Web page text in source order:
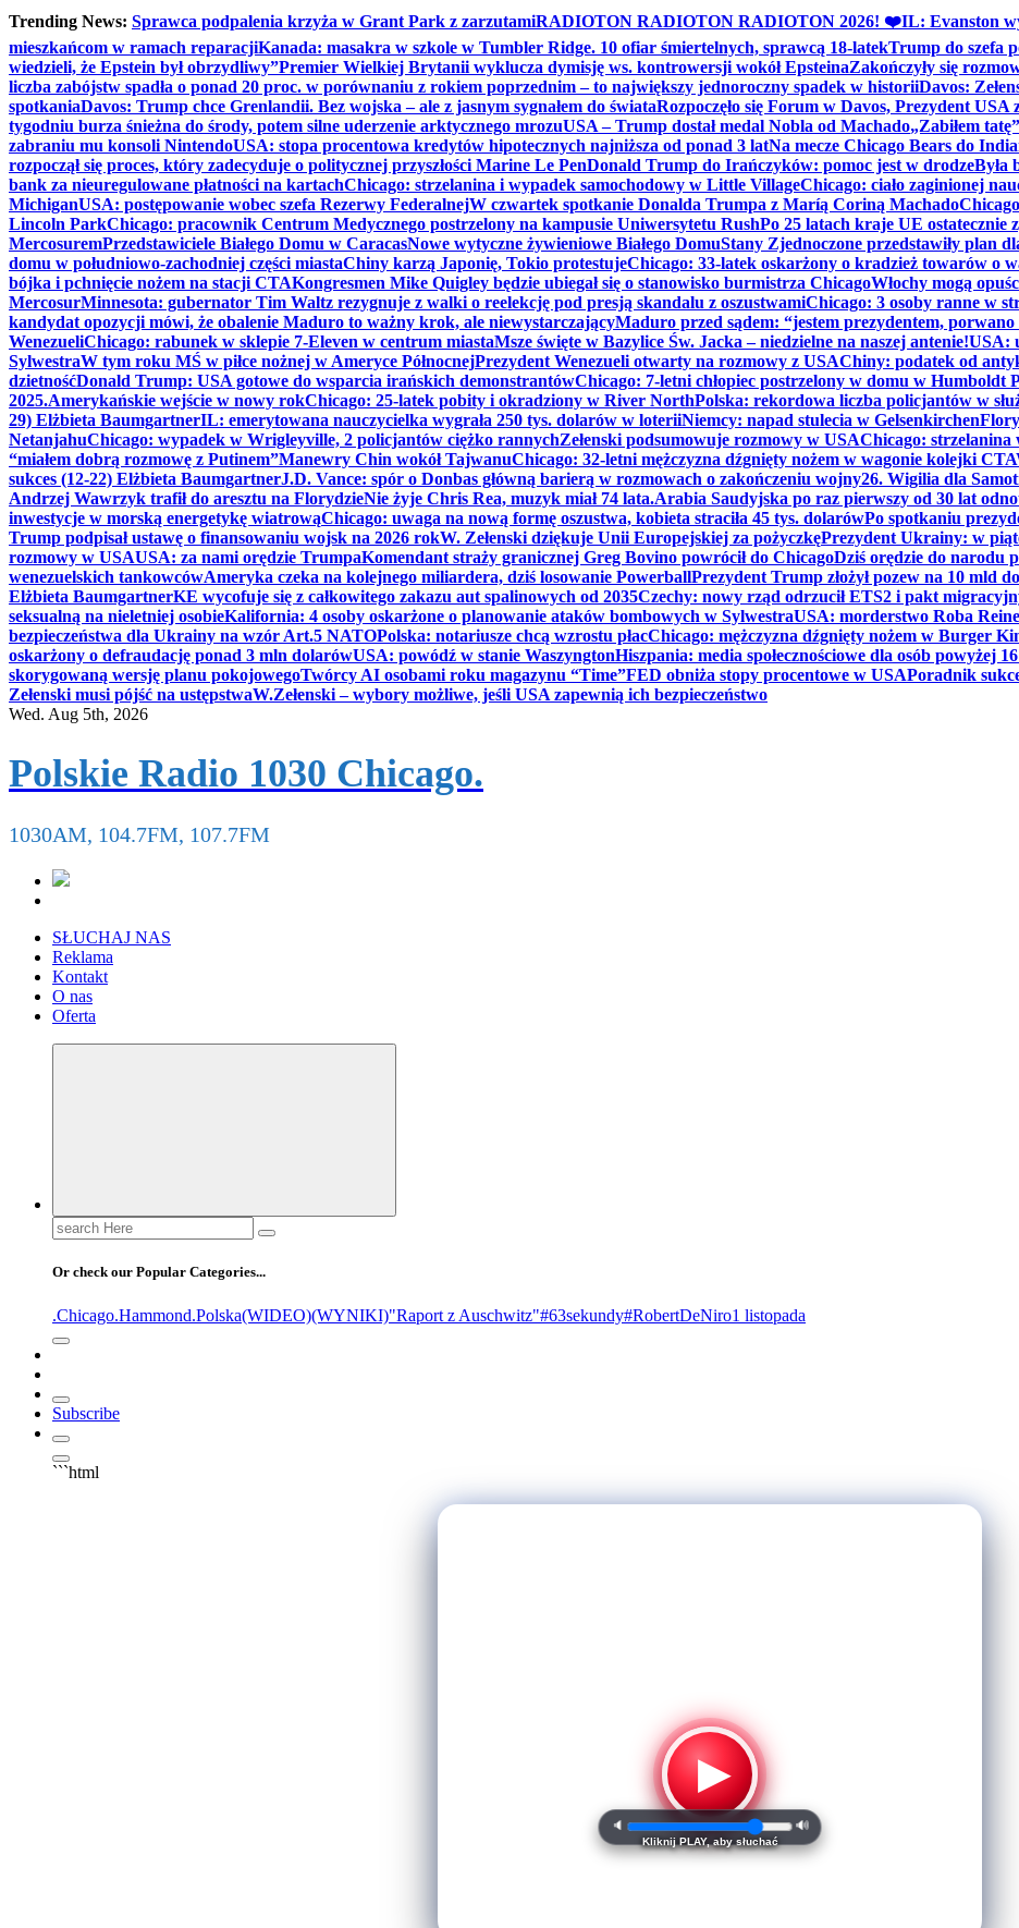
Trending News: Sprawca podpalenia krzyża w Grant Park z zarzutamiRADIOTON RADIOTON RADIOTON 2026! ❤️IL: Evanston
mieszkańcom w ramach reparacjiKanada: masakra w szkole w Tumbler Ridge. 10 ofiar śmiertelnych, sprawcą 18-latekTrump do szefa
wiedzieli, że Epstein był obrzydliwy”Premier Wielkiej Brytanii wyklucza dymisję ws. kontrowersji wokół EpsteinaZakończyły się
liczba zabójstw spadła o ponad 20 proc. w porównaniu z rokiem poprzednim – to największy jednoroczny spadek w historiiDavos:
spotkaniaDavos: Trump chce Grenlandii. Bez wojska – ale z jasnym sygnałem do świataRozpoczęło się Forum w Davos, Prezydent
tygodniu burza śnieżna do środy, potem silne uderzenie arktycznego mrozuUSA – Trump dostał medal Nobla od Machado„Zabiłem
zabraniu mu konsoli NintendoUSA: stopa procentowa kredytów hipotecznych najniższa od ponad 3 latNa mecze Chicago Bears do
rozpoczął się proces, który zadecyduje o politycznej przyszłości Marine Le PenDonald Trump do Irańczyków: pomoc jest w drodzeByła
bank za nieuregulowane płatności na kartachChicago: strzelanina i wypadek samochodowy w Little VillageChicago: ciało zaginionej
MichiganUSA: postępowanie wobec szefa Rezerwy FederalnejW czwartek spotkanie Donalda Trumpa z Maríą Coriną Machado
Lincoln ParkChicago: pracownik Centrum Medycznego postrzelony na kampusie Uniwersytetu RushPo 25 latach kraje UE ostatecznie
MercosuremPrzedstawiciele Białego Domu w CaracasNowe wytyczne żywieniowe Białego DomuStany Zjednoczone przedstawiły plan
domu w południowo-zachodniej części miastaChiny karzą Japonię, Tokio protestujeChicago: 33-latek oskarżony o kradzież towarów o
bójka i pchnięcie nożem na stacji CTAKongresmen Mike Quigley będzie ubiegał się o stanowisko burmistrza ChicagoWłochy mogą
MercosurMinnesota: gubernator Tim Waltz rezygnuje z walki o reelekcję pod presją skandalu z oszustwamiChicago: 3 osoby ranne w
kandydat opozycji mówi, że obalenie Maduro to ważny krok, ale niewystarczającyMaduro przed sądem: “jestem prezydentem, porwano
WenezueliChicago: rabunek w sklepie 7-Eleven w centrum miastaMsze święte w Bazylice Św. Jacka – niedzielne na naszej antenie!USA:
SylwestraW tym roku MŚ w piłce nożnej w Ameryce PółnocnejPrezydent Wenezueli otwarty na rozmowy z USAChiny: podatek od
dzietnośćDonald Trump: USA gotowe do wsparcia irańskich demonstrantówChicago: 7-letni chłopiec postrzelony w domu w Humboldt
2025.Amerykańskie wejście w nowy rokChicago: 25-latek pobity i okradziony w River NorthPolska: rekordowa liczba policjantów w
29) Elżbieta BaumgartnerIL: emerytowana nauczycielka wygrała 250 tys. dolarów w loteriiNiemcy: napad stulecia w Gelsenkirchen
NetanjahuChicago: wypadek w Wrigleyville, 2 policjantów ciężko rannychZełenski podsumowuje rozmowy w USAChicago: strzelanina
“miałem dobrą rozmowę z Putinem”Manewry Chin wokół TajwanuChicago: 32-letni mężczyzna dźgnięty nożem w wagonie kolejki CTA
sukces (12-22) Elżbieta BaumgartnerJ.D. Vance: spór o Donbas główną barierą w rozmowach o zakończeniu wojny26. Wigilia dla
Andrzej Wawrzyk trafił do aresztu na FlorydzieNie żyje Chris Rea, muzyk miał 74 lata.Arabia Saudyjska po raz pierwszy od 30 lat
inwestycje w morską energetykę wiatrowąChicago: uwaga na nową formę oszustwa, kobieta straciła 45 tys. dolarówPo spotkaniu
Trump podpisał ustawę o finansowaniu wojsk na 2026 rokW. Zełenski dziękuje Unii Europejskiej za pożyczkęPrezydent Ukrainy: w
rozmowy w USAUSA: za nami orędzie TrumpaKomendant straży granicznej Greg Bovino powrócił do ChicagoDziś orędzie do narodu
wenezuelskich tankowcówAmeryka czeka na kolejnego miliardera, dziś losowanie PowerballPrezydent Trump złożył pozew na 10 mld
Elżbieta BaumgartnerKE wycofuje się z całkowitego zakazu aut spalinowych od 2035Czechy: nowy rząd odrzucił ETS2 i pakt
seksualną na nieletniej osobieKalifornia: 4 osoby oskarżone o planowanie ataków bombowych w SylwestraUSA: morderstwo Roba
bezpieczeństwa dla Ukrainy na wzór Art.5 NATOPolska: notariusze chcą wzrostu płacChicago: mężczyzna dźgnięty nożem w Burger
oskarżony o defraudację ponad 3 mln dolarówUSA: powódź w stanie WaszyngtonHiszpania: media społecznościowe dla osób powyżej
skorygowaną wersję planu pokojowegoTwórcy AI osobami roku magazynu “Time”FED obniża stopy procentowe w USAPoradnik
Zełenski musi pójść na ustępstwaW.Zełenski – wybory możliwe, jeśli USA zapewnią ich bezpieczeństwo
Wed. Aug 5th, 2026
Polskie Radio 1030 Chicago.
1030AM, 104.7FM, 107.7FM
SŁUCHAJ NAS
Reklama
Kontakt
O nas
Oferta
Or check our Popular Categories...
.Chicago.Hammond.Polska(WIDEO)(WYNIKI)"Raport z Auschwitz"#63sekundy#RobertDeNiro1 listopada
Subscribe
```html
▶
🔈 🔊
Kliknij PLAY, aby słuchać